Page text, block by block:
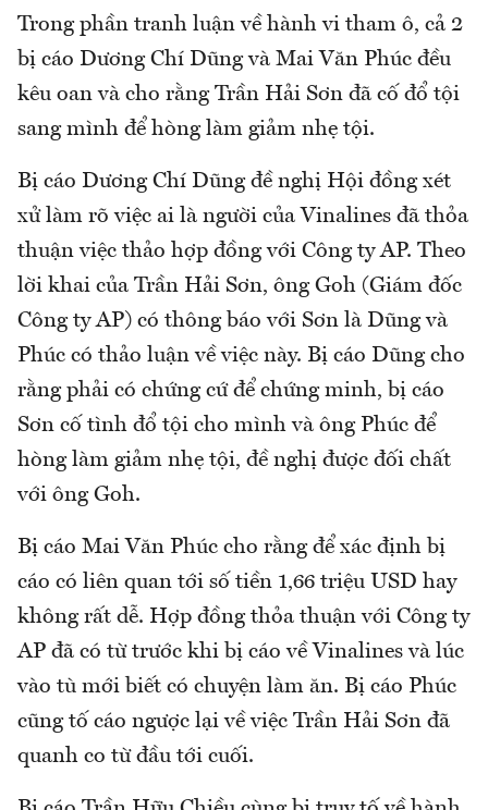
Trong phần tranh luận về hành vi tham ô, cả 2
bị cáo Dương Chí Dũng và Mai Văn Phúc đều
kêu oan và cho rằng Trần Hải Sơn đã cố đổ tội
sang mình để hòng làm giảm nhẹ tội.
Bị cáo Dương Chí Dũng đề nghị Hội đồng xét
xử làm rõ việc ai là người của Vinalines đã thỏa
thuận việc thảo hợp đồng với Công ty AP. Theo
lời khai của Trần Hải Sơn, ông Goh (Giám đốc
Công ty AP) có thông báo với Sơn là Dũng và
Phúc có thảo luận về việc này. Bị cáo Dũng cho
rằng phải có chứng cứ để chứng minh, bị cáo
Sơn cố tình đổ tội cho mình và ông Phúc để
hòng làm giảm nhẹ tội, đề nghị được đối chất
với ông Goh.
Bị cáo Mai Văn Phúc cho rằng để xác định bị
cáo có liên quan tới số tiền 1,66 triệu USD hay
không rất dễ. Hợp đồng thỏa thuận với Công ty
AP đã có từ trước khi bị cáo về Vinalines và lúc
vào tù mới biết có chuyện làm ăn. Bị cáo Phúc
cũng tố cáo ngược lại về việc Trần Hải Sơn đã
quanh co từ đầu tới cuối.